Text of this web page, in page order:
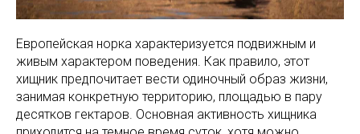
Европейская норка характеризуется подвижным и
живым характером поведения. Как правило, этот
хищник предпочитает вести одиночный образ жизни,
занимая конкретную территорию, площадью в пару
десятков гектаров. Основная активность хищника